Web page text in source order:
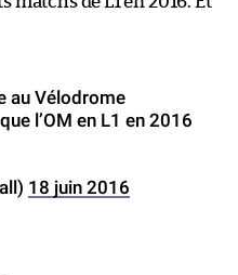
au Vélodrome
l’OM en L1 en 2016
18 juin 2016